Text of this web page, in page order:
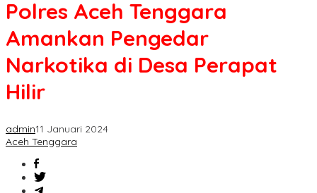
Polres Aceh Tenggara
Amankan Pengedar
Narkotika di Desa Perapat
Hilir
admin11 Januari 2024
Aceh Tenggara